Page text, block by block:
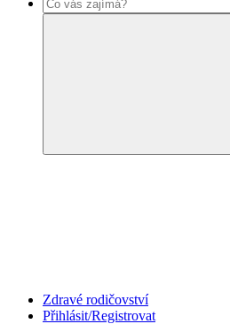
Zdravé rodičovství
Přihlásit/Registrovat